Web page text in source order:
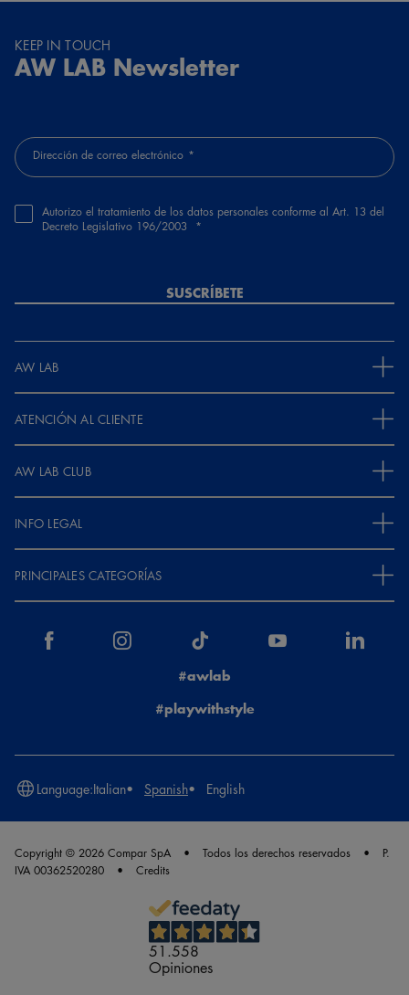
KEEP IN TOUCH
AW LAB Newsletter
Dirección de correo electrónico
Autorizo el tratamiento de los datos personales conforme al Art. 13 del
Decreto Legislativo 196/2003
SUSCRÍBETE
AW LAB
ATENCIÓN AL CLIENTE
AW LAB CLUB
INFO LEGAL
PRINCIPALES CATEGORÍAS
#awlab
#playwithstyle
Language:Italian Spanish English
Copyright © 2026 Compar SpA Todos los derechos reservados
P.
IVA 00362520280
Credits
51.558
Opiniones